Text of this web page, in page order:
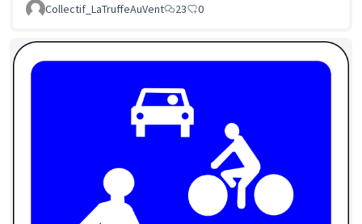
Collectif_LaTruffeAuVent
23 0